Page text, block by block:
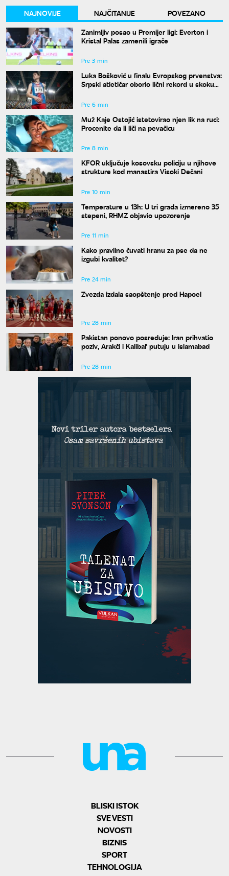
NAJNOVIJE NAJČITANIJE
POVEZANO
Zanimljiv posao u Premijer ligi: Everton i
Kristal Palas zamenili igrače
Pre 3 min
Luka Bošković u finalu Evropskog prvenstva:
Srpski atletičar oborio lični rekord u skoku
Pre 6 min
Muž Kaje Ostojić istetovirao njen lik na ruci:
Procenite da li liči na pevačicu
Pre 8 min
KFOR uključuje kosovsku policiju u njihove
strukture kod manastira Visoki Dečani
Pre 10 min
Temperature u 13h: U tri grada izmereno 35
stepeni, RHMZ objavio upozorenje
Pre 11 min
Kako pravilno čuvati hranu za pse da ne
izgubi kvalitet?
Pre 24 min
Zvezda izdala saopštenje pred Hapoel
Pre 28 min
Pakistan ponovo posreduje: Iran prihvatio
poziv, Arakči i Kalibaf putuju u Islamabad
Pre 28 min
BLISKI ISTOK
SVE VESTI
NOVOSTI
BIZNIS
SPORT
TEHNOLOGIJA